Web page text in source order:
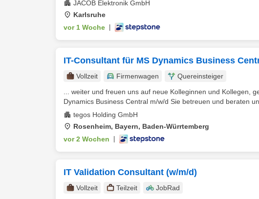
JACOB Elektronik GmbH
Karlsruhe
vor 1 Woche
IT-Consultant für MS Dynamics Business
Vollzeit Firmenwagen
Quereinsteiger
... weiter und freuen uns auf neue Kolleginnen und Kollegen,
Dynamics Business Central m/w/d Sie betreuen und beraten
tegos Holding GmbH
Rosenheim, Bayern, Baden-Würrtemberg
vor 2 Wochen
IT Validation Consultant (w/m/d)
Vollzeit Teilzeit
JobRad